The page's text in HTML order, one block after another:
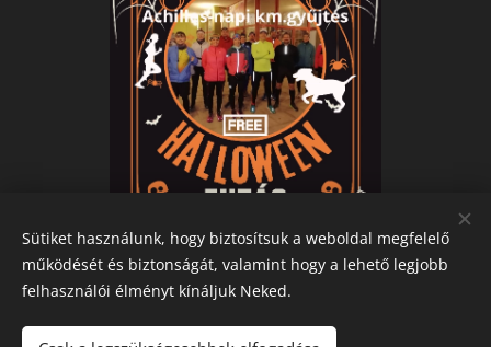
Sütiket használunk, hogy biztosítsuk a weboldal megfelelő
működését és biztonságát, valamint hogy a lehető legjobb
felhasználói élményt kínáljuk Neked.